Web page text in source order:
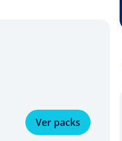
Ver packs